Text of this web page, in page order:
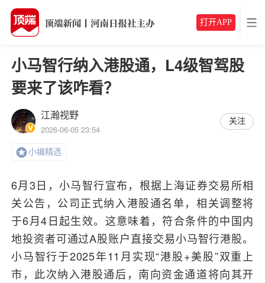
打开APP
小马智行纳入港股通，L4级智驾股
要来了该咋看？
江瀚视野
2026-06-05 23:54
关注
小编精选
6月3日，小马智行宣布，根据上海证券交易所相
关公告，公司正式纳入港股通名单，相关调整将
于6月4日起生效。这意味着，符合条件的中国内
地投资者可通过A股账户直接交易小马智行港股。
小马智行于2025年11月实现“港股+美股”双重上
市，此次纳入港股通后，南向资金通道将向其开